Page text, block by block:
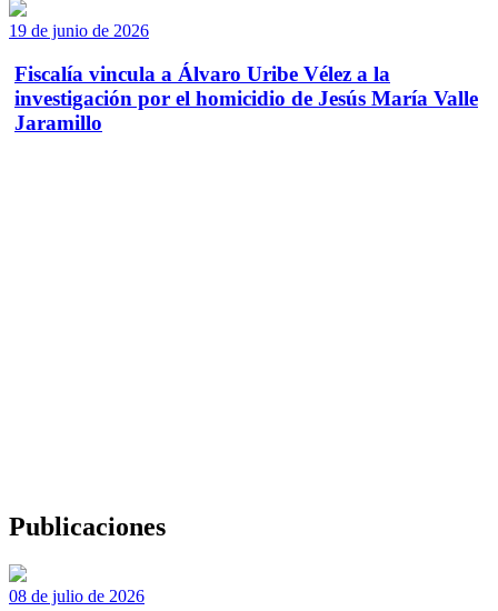
19 de junio de 2026
Fiscalía vincula a Álvaro Uribe Vélez a la
investigación por el homicidio de Jesús María Valle
Jaramillo
Publicaciones
08 de julio de 2026